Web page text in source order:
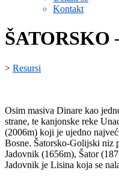
Kontakt
> Resursi
Osim masiva Dinare kao
strane, te kanjonske reke
(2006m) koji je ujedno
Bosne. Šatorsko-Golijski niz
Jadovnik (1656m), Šator
Jadovnik je Lisina koja se